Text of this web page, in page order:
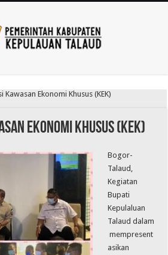
Kawasan Ekonomi Khusus (KEK)
Ekonomi Khusus (KEK)
Bogor-
Talaud,
Kegiatan
Bupati
Kepulaluan
Talaud dalam
mempresent
asikan